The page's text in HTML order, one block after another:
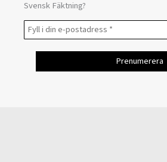
Svensk Fäktning?